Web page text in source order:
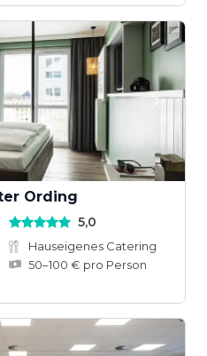
Ording
5,0
Hauseigenes Catering
50–100 € pro Person